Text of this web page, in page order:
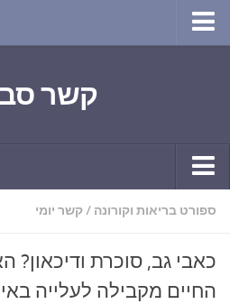
שירה
חגים ומועדים
ספורט בריאות וקורונה
קשר
קשר יומי
תחביבים
ספורט בריאות וקורונה /קשר יומי
כאבי גב, סוכרת
החיים מקבילה לעלייה